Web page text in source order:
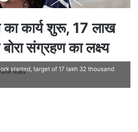
का कार्य शुरू, 17 लाख
संग्रहण का लक्ष्य
read
started, target of 17 lakh 32 thousand